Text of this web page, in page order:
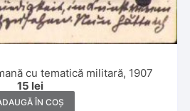
cu tematică militară, 1907
15 lei
ÎN COȘ